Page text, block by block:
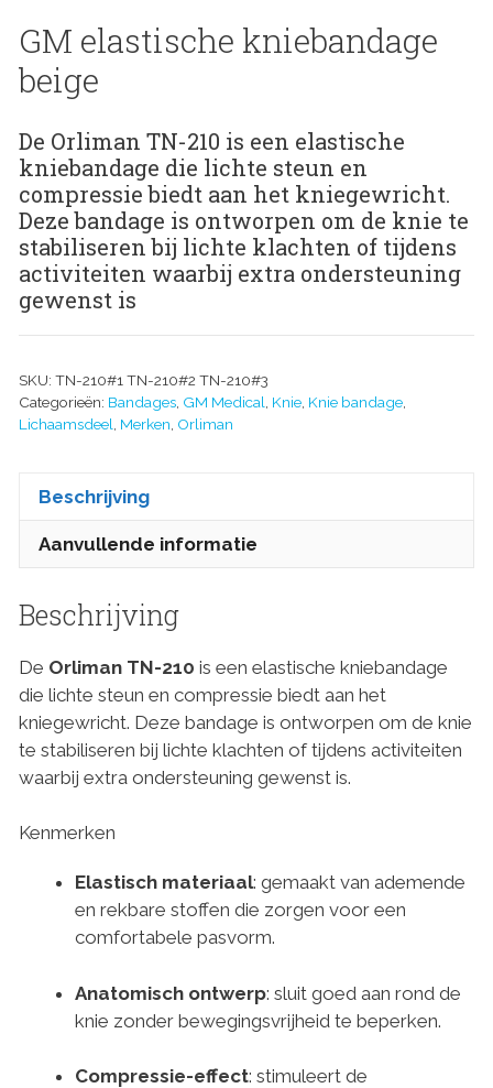
GM elastische kniebandage
beige
De Orliman TN-210 is een elastische
kniebandage die lichte steun en
compressie biedt aan het kniegewricht.
Deze bandage is ontworpen om de knie te
stabiliseren bij lichte klachten of tijdens
activiteiten waarbij extra ondersteuning
gewenst is
SKU: TN-210#1 TN-210#2 TN-210#3
Categorieën: Bandages GM Medical Knie Knie bandage
Lichaamsdeel Merken Orliman
Beschrijving
Aanvullende informatie
Beschrijving
De Orliman TN-210 is een elastische kniebandage
die lichte steun en compressie biedt aan het
kniegewricht. Deze bandage is ontworpen om de knie
te stabiliseren bij lichte klachten of tijdens activiteiten
waarbij extra ondersteuning gewenst is.
Kenmerken
Elastisch materiaal: gemaakt van ademende
en rekbare stoffen die zorgen voor een
comfortabele pasvorm.
Anatomisch ontwerp: sluit goed aan rond de
knie zonder bewegingsvrijheid te beperken.
Compressie-effect: stimuleert de